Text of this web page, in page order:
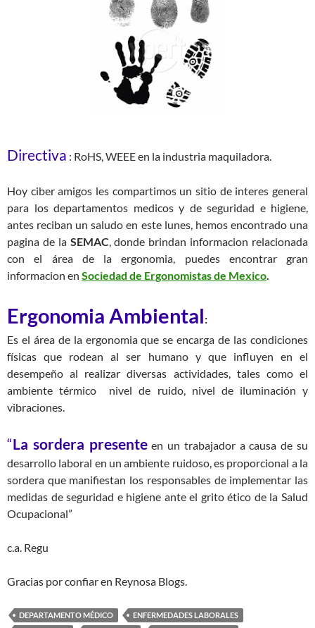
Directiva : RoHS, WEEE en la industria maquiladora.
Hoy ciber amigos les compartimos un sitio de interes general
para los departamentos medicos y de seguridad e higiene,
antes reciban un saludo en este lunes, hemos encontrado una
pagina de la SEMAC , donde brindan informacion relacionada
con el área de la ergonomia, puedes encontrar gran
informacion en Sociedad de Ergonomistas de Mexico
Ergonomia Ambiental:
Es el área de la ergonomia que se encarga de las condiciones
físicas que rodean al ser humano y que influyen en el
desempeño al realizar diversas actividades, tales como el
ambiente térmico nivel de ruido, nivel de iluminación y
vibraciones.
“La sordera presenteen un trabajador a causa de su
desarrollo laboral en un ambiente ruidoso, es proporcional a la
sordera que manifiestan los responsables de implementar las
medidas de seguridad e higiene ante el grito ético de la Salud
Ocupacional”
c.a. Regu
Gracias por confiar en Reynosa Blogs.
DEPARTAMENTO MÉDICO
ENFERMEDADES LABORALES